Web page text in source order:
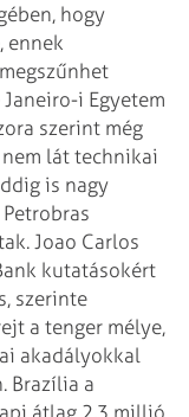
hogy
ennek
Janeiro-i Egyetem
szerint még
lát technikai
is nagy
Joao Carlos
kutatásokért
szerinte
a tenger mélye,
akadályokkal
Brazília a
átlag 2,3 millió